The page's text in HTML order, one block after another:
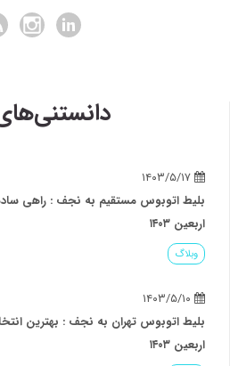
۱۴۰۳/۵/۱۷
بلیط اتوبوس مستقیم به نجف : راهی
اربعین ۱۴۰۳
وبلاگ
۱۴۰۳/۵/۱۰
بلیط اتوبوس تهران به نجف : بهترین
اربعین ۱۴۰۳